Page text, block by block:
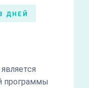
ДНЕЙ
программы